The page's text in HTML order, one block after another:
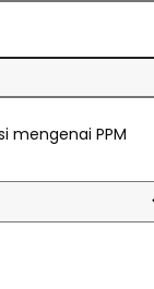
mengenai PPM